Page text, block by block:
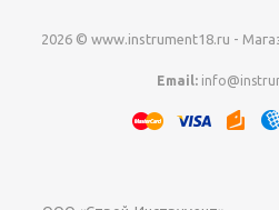
2026 © www.instrument18.ru -
Email: